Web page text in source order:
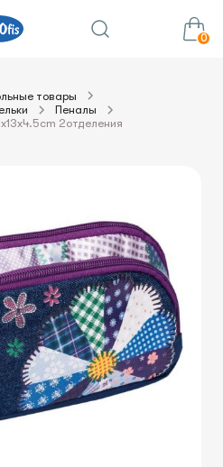
0
Сумма:
товары
Пеналы
2отделения